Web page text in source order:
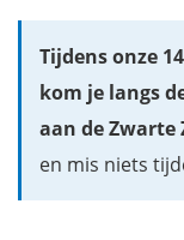
Tijdens onze
kom je langs
aan de Zwarte
en mis niets